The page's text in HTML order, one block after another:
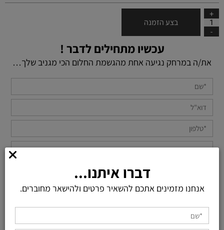
בצע הזמנה
עכשיו מתחילים לדבר !
את/ה במרחק נגיעה אחת מהגשמת החלום הכי מגניב שלך…
דברו איתנו...
אנחנו מזמינים אתכם להשאיר פרטים ולהישאר מחוברים.